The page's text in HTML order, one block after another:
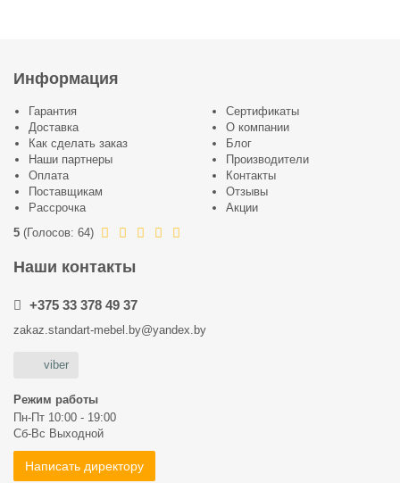
Информация
Гарантия
Доставка
Как сделать заказ
Наши партнеры
Оплата
Поставщикам
Рассрочка
Сертификаты
О компании
Блог
Производители
Контакты
Отзывы
Акции
5 (Голосов: 64)
Наши контакты
+375 33 378 49 37
zakaz.standart-mebel.by@yandex.by
viber
Режим работы
Пн-Пт 10:00 - 19:00
Сб-Вс Выходной
Написать директору